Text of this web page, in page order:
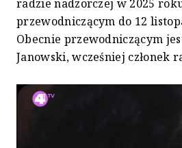
radzie nadzorczej w 2025
przewodniczącym do 12
Obecnie przewodniczącym
Janowski, wcześniej członek